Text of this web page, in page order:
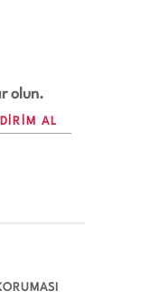
olun.